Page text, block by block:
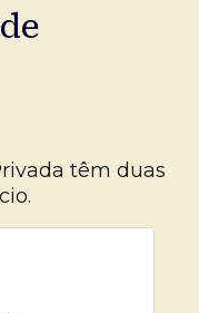
têm duas